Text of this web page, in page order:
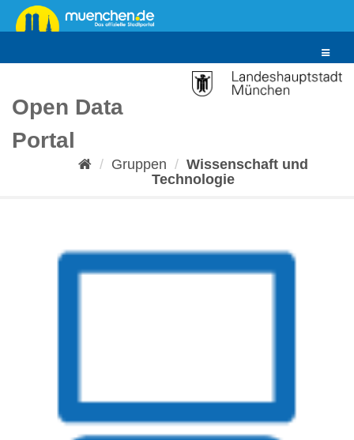
Überspringen
zum
Toggle
Open Data
Portal
Gruppen
Wissenschaft und
Technologie